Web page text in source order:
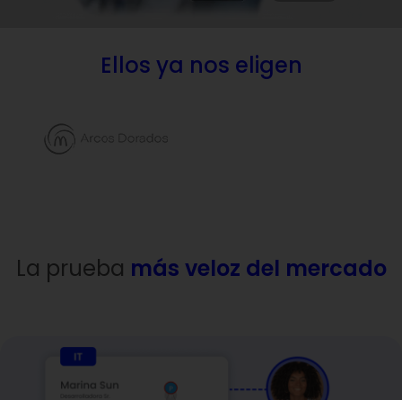
Ellos ya nos eligen
La prueba más veloz del mercado